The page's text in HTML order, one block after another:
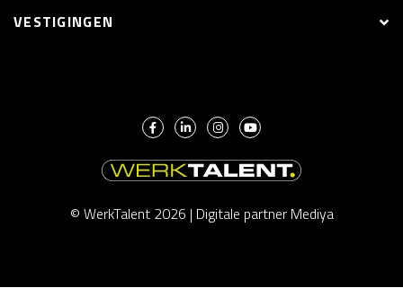
VESTIGINGEN
© WerkTalent 2026 | Digitale partner Mediya